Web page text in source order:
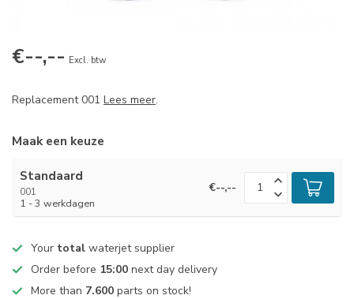
€--,-- Excl. btw
Replacement 001 Lees meer.
Maak een keuze
Standaard
001
1 - 3 werkdagen
€--,--
Your total waterjet supplier
Order before 15:00 next day delivery
More than 7.600 parts on stock!